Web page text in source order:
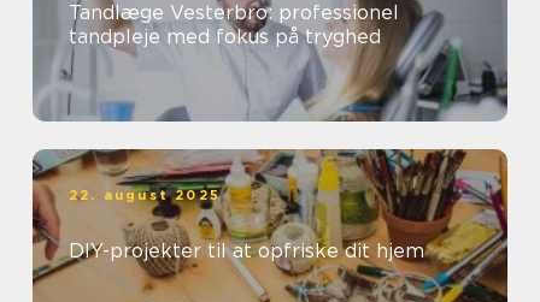
Tandlæge Vesterbro: professionel
tandpleje med fokus på tryghed
22. august 2025
DIY-projekter til at opfriske dit hjem